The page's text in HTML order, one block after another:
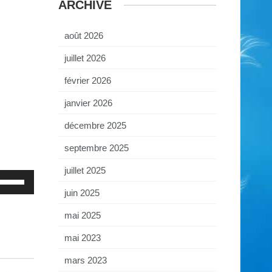
ARCHIVE
août 2026
juillet 2026
février 2026
janvier 2026
décembre 2025
septembre 2025
juillet 2025
juin 2025
mai 2025
mai 2023
mars 2023